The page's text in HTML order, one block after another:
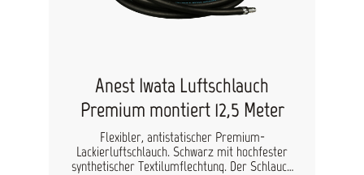
Anest Iwata Luftschlauch
Premium montiert 12,5 Meter
Flexibler, antistatischer Premium-
Lackierluftschlauch. Schwarz mit hochfester
synthetischer Textilumflechtung. Der Schlauch